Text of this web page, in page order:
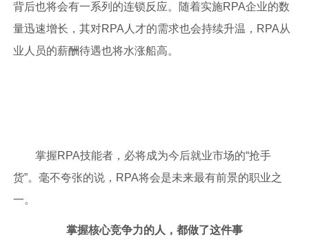
背后也将会有一系列的连锁反应。随着实施RPA企业的数
量迅速增长，其对RPA人才的需求也会持续升温，RPA从
业人员的薪酬待遇也将水涨船高。
掌握RPA技能者，必将成为今后就业市场的“抢手
货”。毫不夸张的说，RPA将会是未来最有前景的职业之
一。
掌握核心竞争力的人，都做了这件事